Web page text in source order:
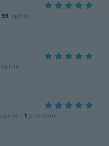
53 opinie
opinie
opinie · 1 przesłane